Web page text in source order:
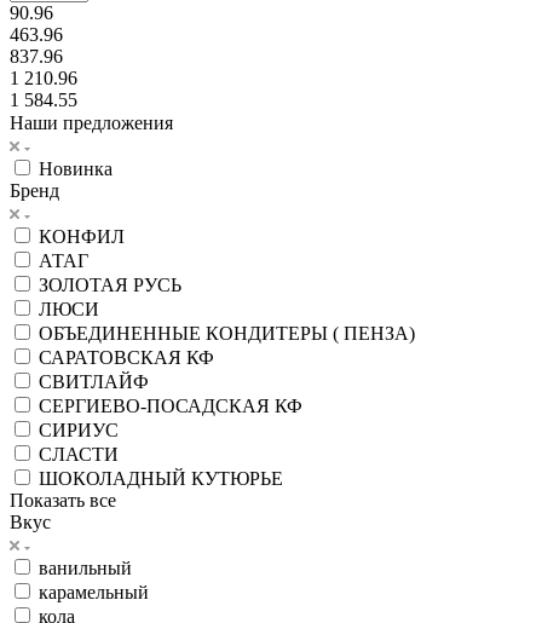
90.96
463.96
837.96
1 210.96
1 584.55
Наши предложения
Новинка
Бренд
КОНФИЛ
АТАГ
ЗОЛОТАЯ РУСЬ
ЛЮСИ
ОБЪЕДИНЕННЫЕ КОНДИТЕРЫ ( ПЕНЗА)
САРАТОВСКАЯ КФ
СВИТЛАЙФ
СЕРГИЕВО-ПОСАДСКАЯ КФ
СИРИУС
СЛАСТИ
ШОКОЛАДНЫЙ КУТЮРЬЕ
Показать все
Вкус
ванильный
карамельный
кола